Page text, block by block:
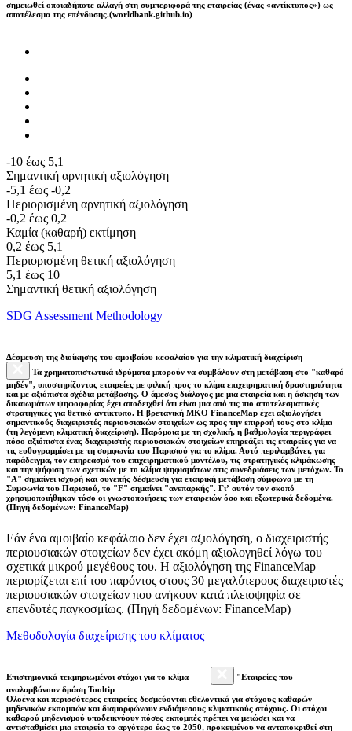
σημειωθεί οποιαδήποτε αλλαγή στη συμπεριφορά της εταιρείας (ένας «αντίκτυπος») ως
αποτέλεσμα της επένδυσης.(worldbank.github.io)
-10 έως 5,1
Σημαντική αρνητική αξιολόγηση
-5,1 έως -0,2
Περιορισμένη αρνητική αξιολόγηση
-0,2 έως 0,2
Καμία (καθαρή) εκτίμηση
0,2 έως 5,1
Περιορισμένη θετική αξιολόγηση
5,1 έως 10
Σημαντική θετική αξιολόγηση
SDG Assessment Methodology
Δέσμευση της διοίκησης του αμοιβαίου κεφαλαίου για την κλιματική διαχείριση
Τα χρηματοπιστωτικά ιδρύματα μπορούν να συμβάλουν στη μετάβαση στο "καθαρό
μηδέν", υποστηρίζοντας εταιρείες με φιλική προς το κλίμα επιχειρηματική δραστηριότητα
και με αξιόπιστα σχέδια μετάβασης. Ο άμεσος διάλογος με μια εταιρεία και η άσκηση των
δικαιωμάτων ψηφοφορίας έχει αποδειχθεί ότι είναι μια από τις πιο αποτελεσματικές
στρατηγικές για θετικό αντίκτυπο. Η βρετανική ΜΚΟ FinanceMap έχει αξιολογήσει
σημαντικούς διαχειριστές περιουσιακών στοιχείων ως προς την επιρροή τους στο κλίμα
(τη λεγόμενη κλιματική διαχείριση). Παρόμοια με τη σχολική, η βαθμολογία περιγράφει
πόσο αξιόπιστα ένας διαχειριστής περιουσιακών στοιχείων επηρεάζει τις εταιρείες για να
τις ευθυγραμμίσει με τη συμφωνία του Παρισιού για το κλίμα. Αυτό περιλαμβάνει, για
παράδειγμα, τον επηρεασμό του επιχειρηματικού μοντέλου, τις στρατηγικές κλιμάκωσης
και την ψήφιση των σχετικών με το κλίμα ψηφισμάτων στις συνεδριάσεις των μετόχων. Το
"Α" σημαίνει ισχυρή και συνεπής δέσμευση για εταιρική μετάβαση σύμφωνα με τη
Συμφωνία του Παρισιού, το "F" σημαίνει "ανεπαρκής". Γι’ αυτόν τον σκοπό
χρησιμοποιήθηκαν τόσο οι γνωστοποιήσεις των εταιρειών όσο και εξωτερικά δεδομένα.
(Πηγή δεδομένων: FinanceMap)
Εάν ένα αμοιβαίο κεφάλαιο δεν έχει αξιολόγηση, ο διαχειριστής
περιουσιακών στοιχείων δεν έχει ακόμη αξιολογηθεί λόγω του
σχετικά μικρού μεγέθους του. Η αξιολόγηση της FinanceMap
περιορίζεται επί του παρόντος στους 30 μεγαλύτερους διαχειριστές
περιουσιακών στοιχείων που ανήκουν κατά πλειοψηφία σε
επενδυτές παγκοσμίως. (Πηγή δεδομένων: FinanceMap)
Μεθοδολογία διαχείρισης του κλίματος
Επιστημονικά τεκμηριωμένοι στόχοι για το κλίμα
"Εταιρείες που
αναλαμβάνουν δράση Tooltip
Ολοένα και περισσότερες εταιρείες δεσμεύονται εθελοντικά για στόχους καθαρών
μηδενικών εκπομπών και διαμορφώνουν ενδιάμεσους κλιματικούς στόχους. Οι στόχοι
καθαρού μηδενισμού υποδεικνύουν πόσες εκπομπές πρέπει να μειώσει και να
αντισταθμίσει μια εταιρεία το αργότερο έως το 2050, προκειμένου να ανταποκριθεί στη